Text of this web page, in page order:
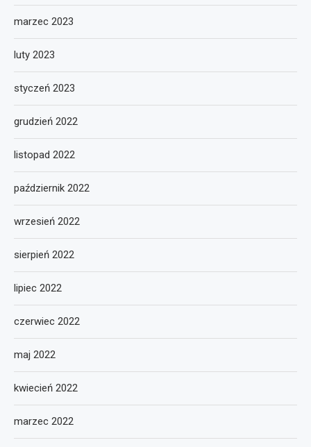
marzec 2023
luty 2023
styczeń 2023
grudzień 2022
listopad 2022
październik 2022
wrzesień 2022
sierpień 2022
lipiec 2022
czerwiec 2022
maj 2022
kwiecień 2022
marzec 2022